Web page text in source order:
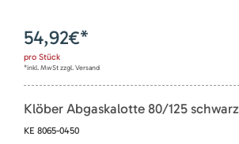
54,92€*
pro Stück
*inkl. MwSt zzgl. Versand
Klöber Abgaskalotte 80/125 schwarz
KE 8065-0450